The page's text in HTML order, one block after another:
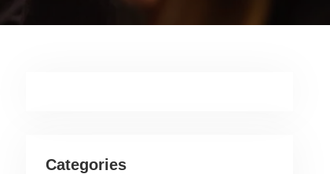
Categories